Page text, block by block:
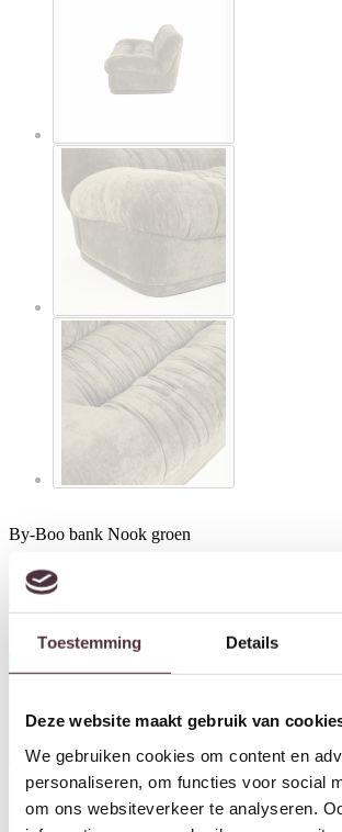
We gebruiken cookies om content en
om ons websiteverkeer te analyseren.
informatie over uw gebruik van onze site
partners voor social media, adverteren
By-Boo bank Nook groen
1.899,00
Breedte (cm)